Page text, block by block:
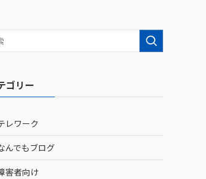
ゴリー
レワーク
んでもブログ
害者向け